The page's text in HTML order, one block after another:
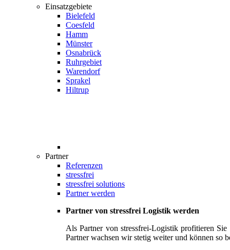
Einsatzgebiete
Bielefeld
Coesfeld
Hamm
Münster
Osnabrück
Ruhrgebiet
Warendorf
Sprakel
Hiltrup
Partner
Referenzen
stressfrei
stressfrei solutions
Partner werden
Partner von stressfrei Logistik werden
Als Partner von stressfrei-Logistik profitieren
Partner wachsen wir stetig weiter und können so